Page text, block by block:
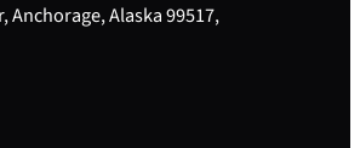
Anchorage, Alaska 99517,